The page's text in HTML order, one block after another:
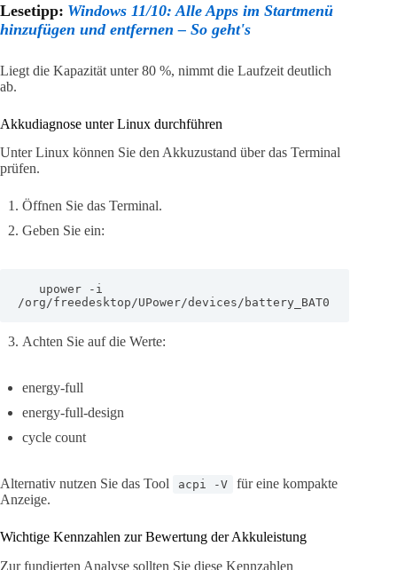
Lesetipp: Windows 11/10: Alle Apps im Startmenü
hinzufügen und entfernen – So geht's
Liegt die Kapazität unter 80 %, nimmt die Laufzeit deutlich
ab.
Akkudiagnose unter Linux durchführen
Unter Linux können Sie den Akkuzustand über das Terminal
prüfen.
Öffnen Sie das Terminal.
Geben Sie ein:
/org/freedesktop/UPower/devices/battery_BAT0
Achten Sie auf die Werte:
energy-full
energy-full-design
cycle count
Alternativ nutzen Sie das Tool acpi -V
für eine kompakte
Anzeige.
Wichtige Kennzahlen zur Bewertung der Akkuleistung
Zur fundierten Analyse sollten Sie diese Kennzahlen